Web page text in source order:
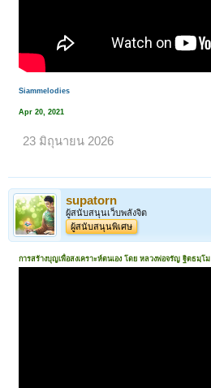
Siammelodies
Apr 20, 2021
23 มิถุนายน 2026
supatorn
ผู้สนับสนุนเว็บพลังจิต
ผู้สนับสนุนพิเศษ
การสร้างบุญเพื่อสงเคราะห์ตนเอง โดย หลวงพ่อจรัญ ฐิตธมฺโม
< ย้อนกลับ ← 21 22 23